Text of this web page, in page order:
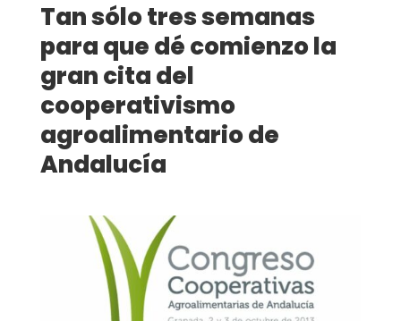
Tan sólo tres semanas
para que dé comienzo la
gran cita del
cooperativismo
agroalimentario de
Andalucía